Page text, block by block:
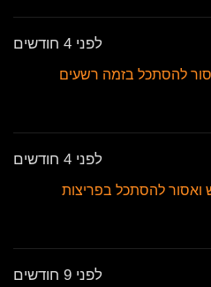
לפני 4 חודשים
להסתכל בזמה רשעים
לפני 4 חודשים
להסתכל בפריצות
לפני 9 חודשים